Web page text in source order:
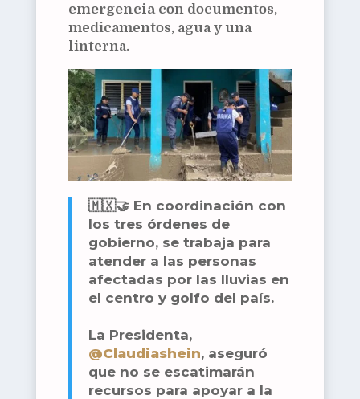
emergenciacon documentos,
medicamentos, agua y una
linterna.
🇲🇽🤝 En coordinación con
los tres órdenes de
gobierno, se trabaja para
atender a las personas
afectadas por las lluvias en
el centro y golfo del país.
La Presidenta,
@Claudiashein, aseguró
que no se escatimarán
recursos para apoyar a la